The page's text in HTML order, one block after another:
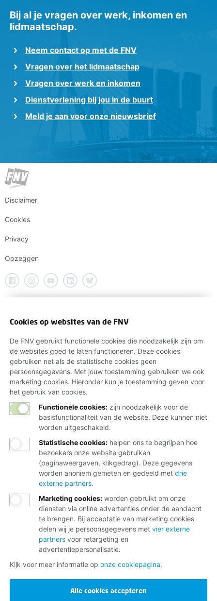
Bij al je vragen over werk, inkomen en
lidmaatschap.
Neem contact op met de FNV
Vragen over het lidmaatschap
Vragen over werk en inkomen
Dienstverlening bij jou in de buurt
Meld je aan voor onze nieuwsbrief
Disclaimer
Cookies
Privacy
Opzeggen
Cookies op websites van de FNV
De FNV gebruikt functionele cookies die noodzakelijk zijn om
de websites goed te laten functioneren. Deze cookies
gebruiken net als de statistische cookies geen
persoonsgegevens. Met jouw toestemming gebruiken we ook
marketing cookies. Hieronder kun je toestemming geven voor
het gebruik van cookies.
Functionele cookies: zijn noodzakelijk voor de
basisfunctionaliteit van de website. Deze kunnen niet
worden uitgeschakeld.
Statistische cookies: helpen ons te begrijpen hoe
bezoekers onze website gebruiken
(paginaweergaven, klikgedrag). Deze gegevens
worden anoniem gemeten en gedeeld met drie
externe partners.
Marketing cookies: worden gebruikt om onze
diensten via online advertenties onder de aandacht
te brengen. Bij acceptatie van marketing cookies
delen wij je persoonsgegevens met vier externe
partners voor retargeting en
advertentiepersonalisatie.
Kijk voor meer informatie op onze cookiepagina.
Alle cookies accepteren